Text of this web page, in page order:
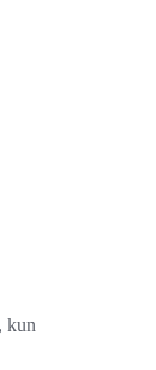
kun